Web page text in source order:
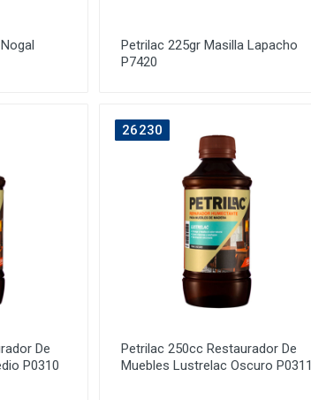
Petrilac 225gr Masilla Lapacho
P7420
De
P0310
26230
Petrilac 250cc Restaurador De
Muebles Lustrelac Oscuro P0311